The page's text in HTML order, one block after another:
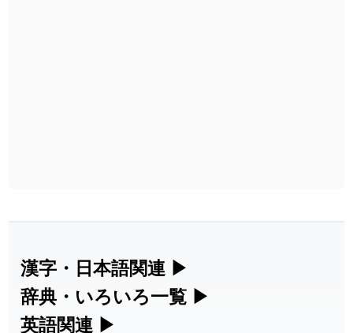
漢字・日本語関連 ▶
漢字の読み方検索、手書き入力、書き順
練習など、日本語学習に役立つツールを
辞典・いろいろ一覧 ▶
部首・画数別の漢字一覧、熟語辞典、地
英語関連 ▶